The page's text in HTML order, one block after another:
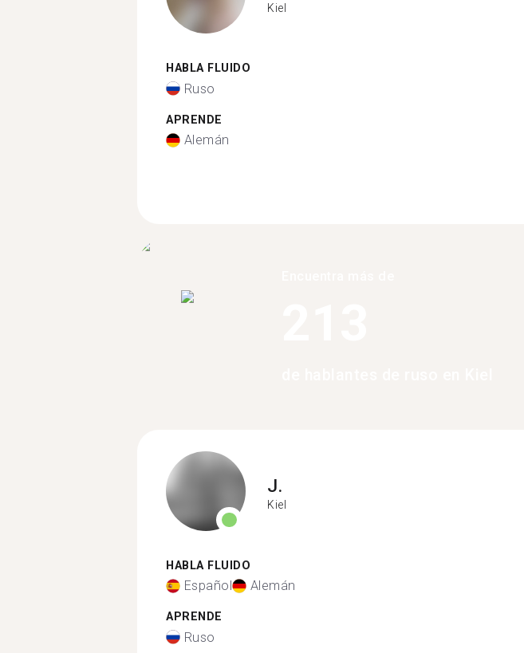
Kiel
HABLA FLUIDO
Ruso
APRENDE
Alemán
J.
Kiel
HABLA FLUIDO
Español Alemán
APRENDE
Ruso